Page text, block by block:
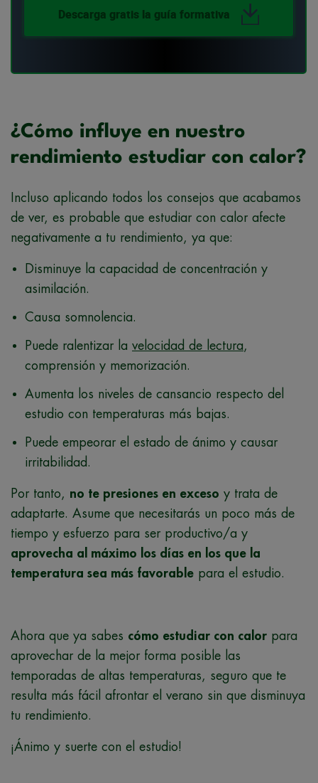
Descarga gratis la guía formativa
¿Cómo influye en nuestro
rendimiento estudiar con calor?
Incluso aplicando todos los consejos que acabamos
de ver, es probable que estudiar con calor afecte
negativamente a tu rendimiento, ya que:
Disminuye la capacidad de concentración y
asimilación.
Causa somnolencia.
Puede ralentizar la velocidad de lectura,
comprensión y memorización.
Aumenta los niveles de cansancio respecto del
estudio con temperaturas más bajas.
Puede empeorar el estado de ánimo y causar
irritabilidad.
Por tanto, no te presiones en exceso y trata de
adaptarte. Asume que necesitarás un poco más de
tiempo y esfuerzo para ser productivo/a y
aprovecha al máximo los días en los que la
temperatura sea más favorable para el estudio.
Ahora que ya sabes cómo estudiar con calor para
aprovechar de la mejor forma posible las
temporadas de altas temperaturas, seguro que te
resulta más fácil afrontar el verano sin que disminuya
tu rendimiento.
¡Ánimo y suerte con el estudio!